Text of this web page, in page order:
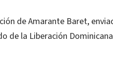
de Amarante Baret,
de la Liberación